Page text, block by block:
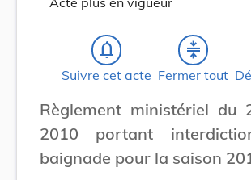
notifications_none
Suivre cet acte
compress
Fermer tout
Règlement ministériel du
2010 portant
baignade pour la saison